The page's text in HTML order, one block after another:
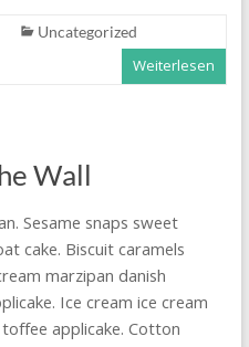
Uncategorized
Weiterlesen
Wall
Sesame snaps sweet
cake. Biscuit caramels
marzipan danish
Ice cream ice cream
applicake. Cotton